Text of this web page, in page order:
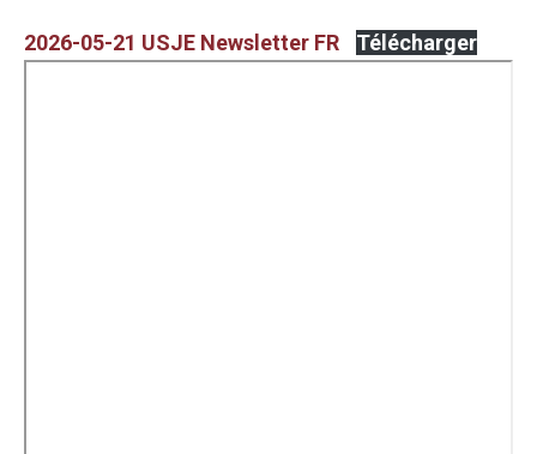
2026-05-21 USJE Newsletter FR Télécharger